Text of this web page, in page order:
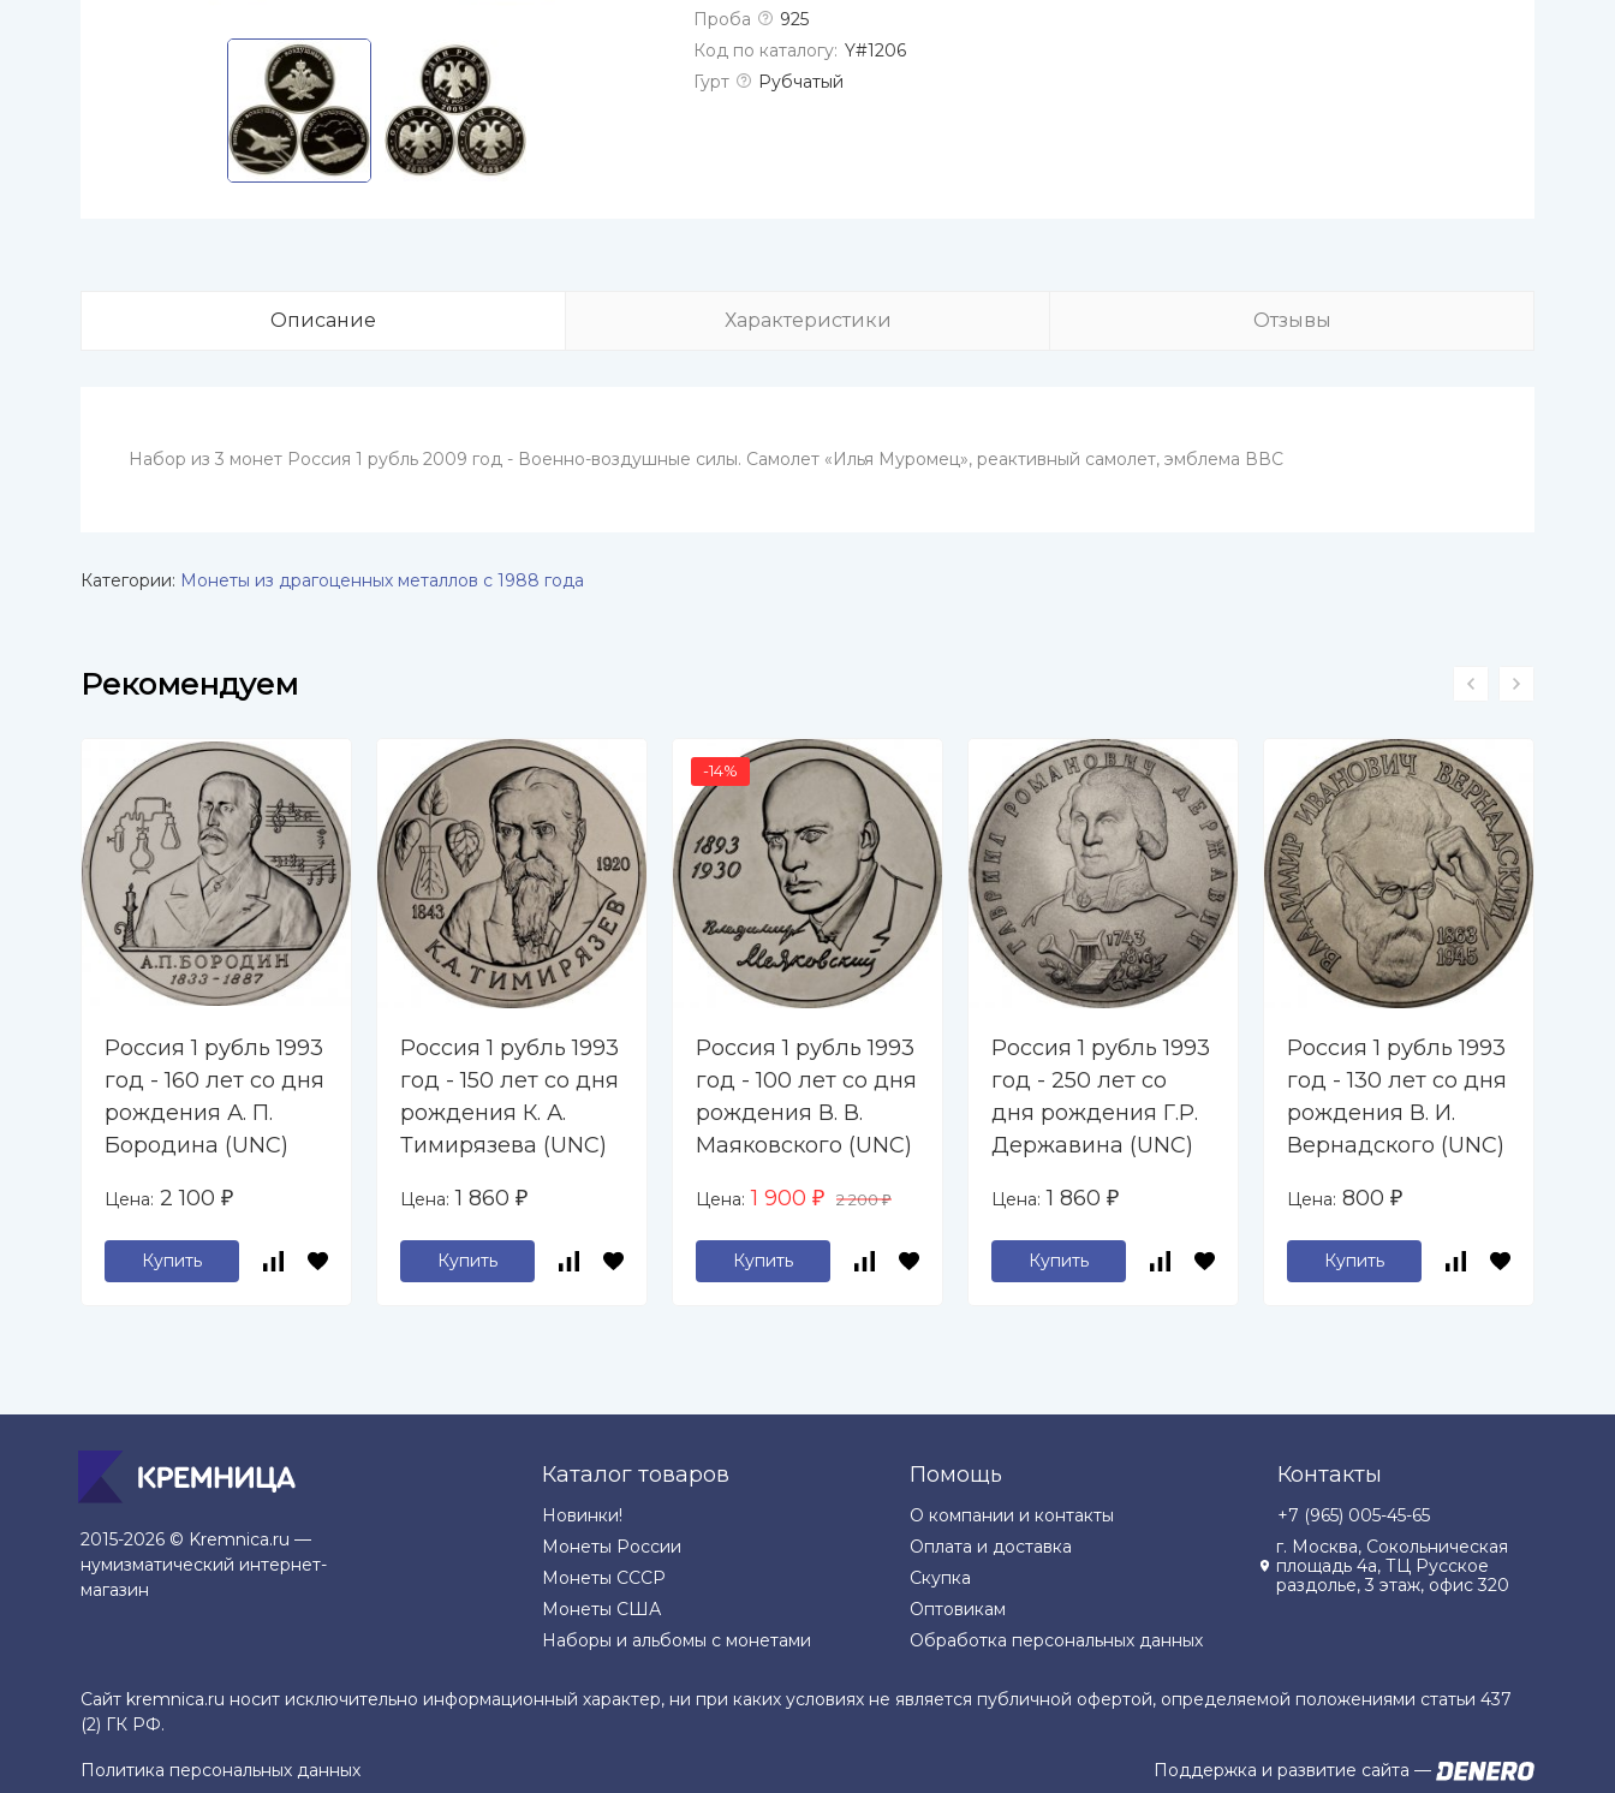
Проба
925
Код по каталогу: Y#1206
Гурт
Рубчатый
Описание
Набор из 3 монет Россия 1 рубль 2009 год - Военно-воздушные силы. Самолет «Илья Муромец», реактивный самолет, эмблема ВВС
Характеристики Отзывы
Категории: Монеты из драгоценных металлов с 1988 года
Рекомендуем
Россия 1 рубль 1993
год - 160 лет со дня
рождения А. П.
Бородина (UNC)
Цена: 2 100 ₽
Купить
Россия 1 рубль 1993
год - 150 лет со дня
рождения К. А.
Тимирязева (UNC)
Цена: 1 860 ₽
Купить
-14%
Россия 1 рубль 1993
год - 100 лет со дня
рождения В. В.
Маяковского (UNC)
Цена: 1 900 ₽ 2 200₽
Купить
Россия 1 рубль 1993
год - 250 лет со
дня рождения Г.Р.
Державина (UNC)
Цена: 1 860 ₽
Купить
Россия 1 рубль 1993
год - 130 лет со дня
рождения В. И.
Вернадского (UNC)
Цена: 800 ₽
Купить
2015-2026 © Kremnica.ru —
нумизматический интернет-
магазин
Каталог товаров
Новинки!
Монеты России
Монеты СССР
Монеты США
Наборы и альбомы с монетами
Помощь
О компании и контакты
Оплата и доставка
Скупка
Оптовикам
Обработка персональных данных
Контакты
+7 (965) 005-45-65
г. Москва, Сокольническая
площадь 4а, ТЦ Русское
раздолье, 3 этаж, офис 320
Сайт kremnica.ru носит исключительно информационный характер, ни при каких условиях не является публичной офертой, определяемой положениями статьи 437
(2) ГК РФ.
Политика персональных данных Поддержка и развитие сайта —